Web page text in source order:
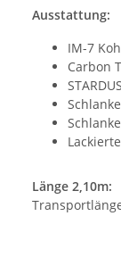
Ausstattung:
IM-7
Carbon
Länge 2,10m: